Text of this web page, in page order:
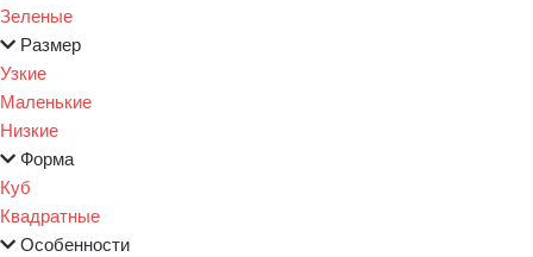
Зеленые
Размер
Узкие
Маленькие
Низкие
Форма
Куб
Квадратные
Особенности